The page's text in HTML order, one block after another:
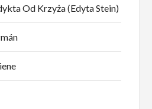
Od Krzyża (Edyta Stein)